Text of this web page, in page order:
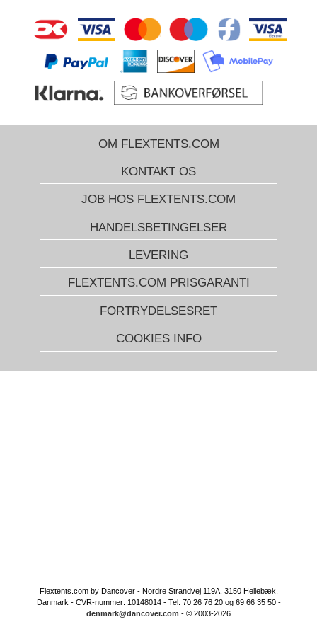
OM FLEXTENTS.COM
KONTAKT OS
JOB HOS FLEXTENTS.COM
HANDELSBETINGELSER
LEVERING
FLEXTENTS.COM PRISGARANTI
FORTRYDELSESRET
COOKIES INFO
Flextents.com by Dancover - Nordre Strandvej 119A, 3150 Hellebæk,
Danmark - CVR-nummer: 10148014 - Tel. 70 26 76 20 og 69 66 35 50 -
denmark@dancover.com - © 2003-2026